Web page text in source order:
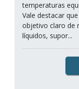
temperaturas
Vale destacar
objetivo claro de
líquidos, supor...